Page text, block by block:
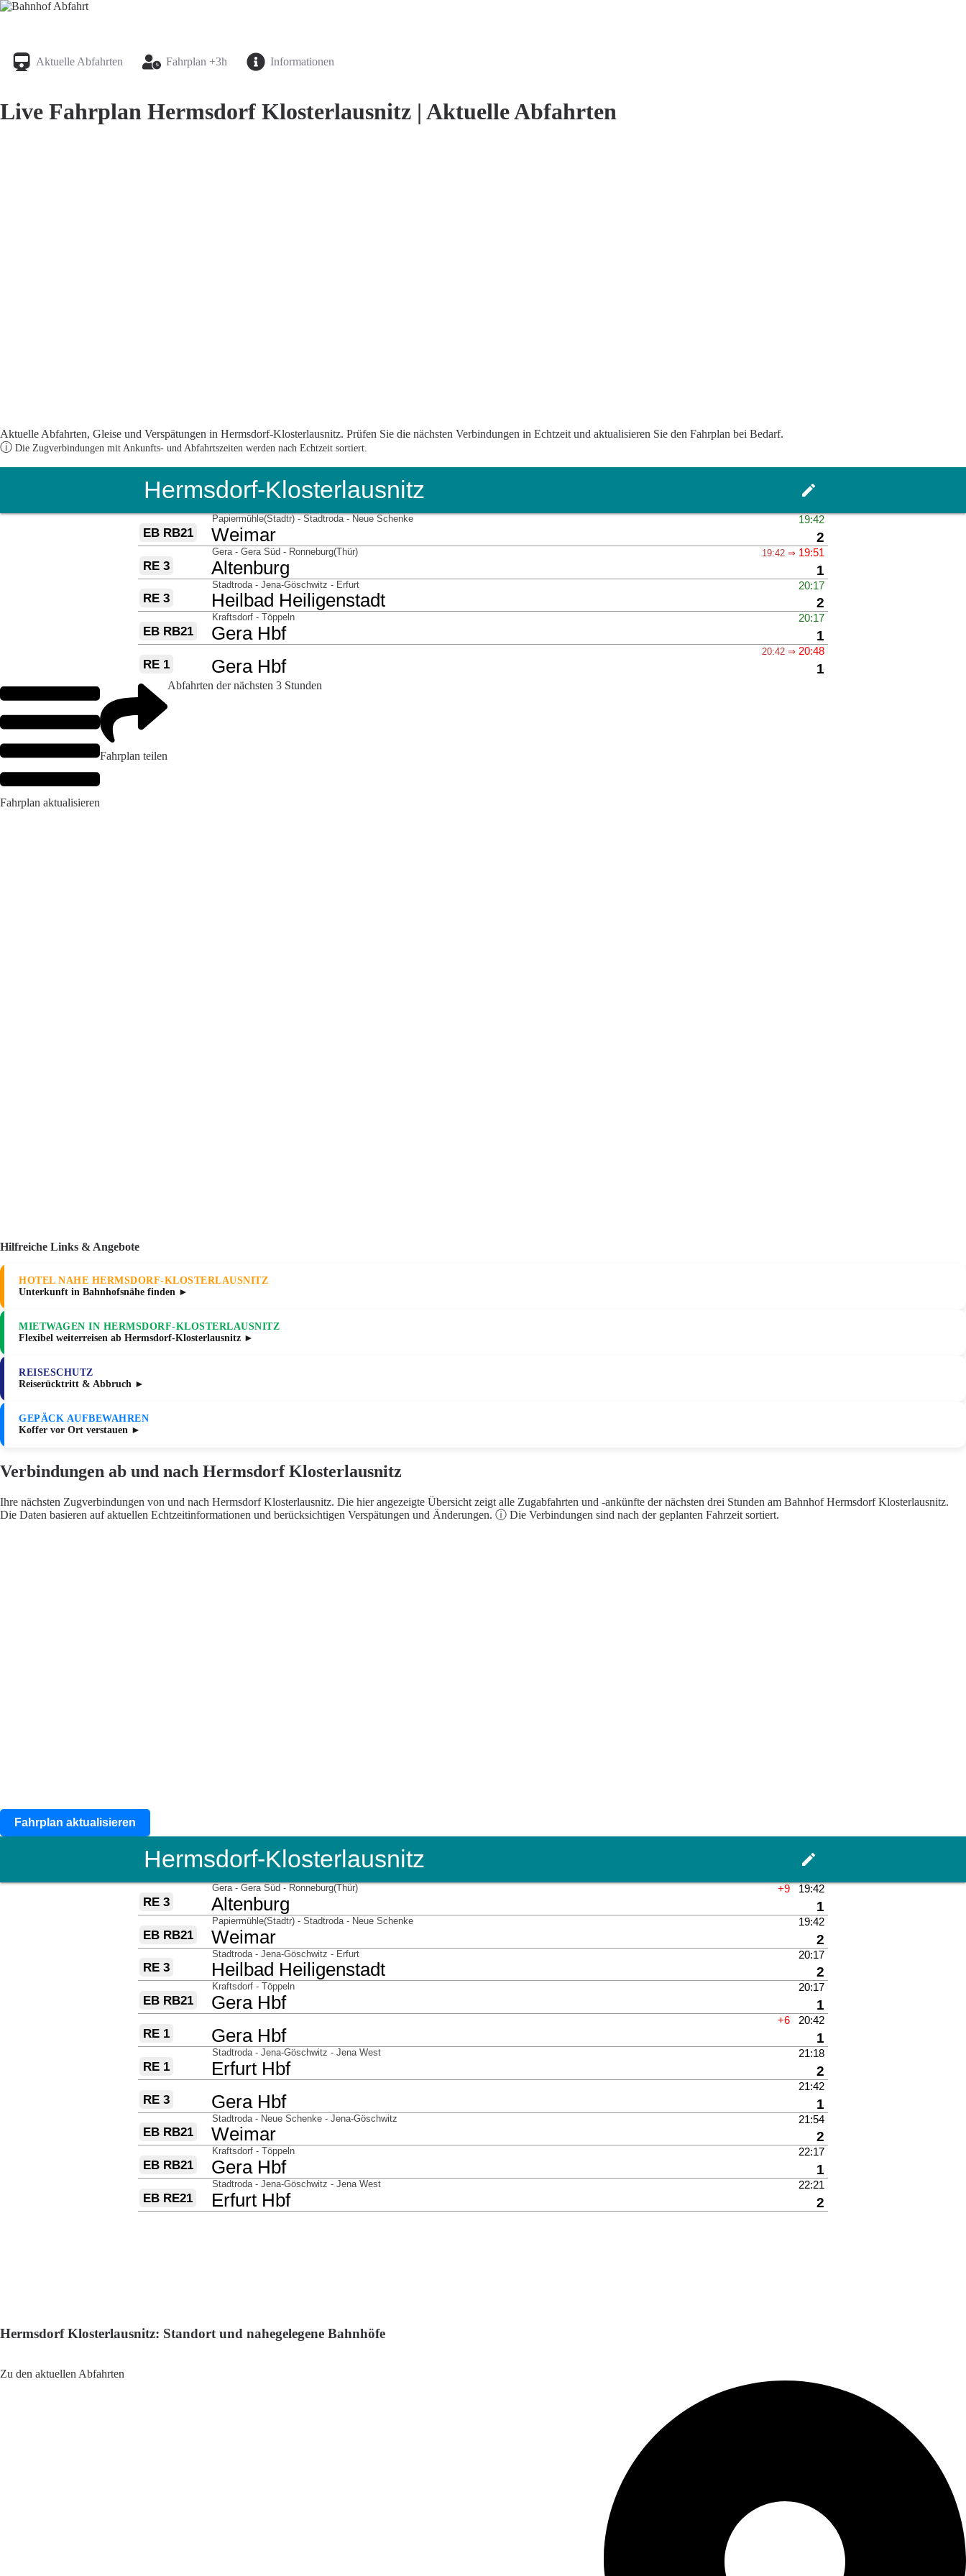
Aktuelle Abfahrten Fahrplan +3h Informationen
Live Fahrplan Hermsdorf Klosterlausnitz | Aktuelle Abfahrten
Aktuelle Abfahrten, Gleise und Verspätungen in Hermsdorf-Klosterlausnitz. Prüfen Sie die nächsten Verbindungen in Echtzeit und aktualisieren Sie den Fahrplan bei Bedarf.
ⓘ Die Zugverbindungen mit Ankunfts- und Abfahrtszeiten werden nach Echtzeit sortiert.
Fahrplan aktualisieren
Fahrplan teilen
Abfahrten der nächsten 3 Stunden
Hilfreiche Links & Angebote
HOTEL NAHE HERMSDORF-KLOSTERLAUSNITZ
Unterkunft in Bahnhofsnähe finden ►
MIETWAGEN IN HERMSDORF-KLOSTERLAUSNITZ
Flexibel weiterreisen ab Hermsdorf-Klosterlausnitz ►
REISESCHUTZ
Reiserücktritt & Abbruch ►
GEPÄCK AUFBEWAHREN
Koffer vor Ort verstauen ►
Verbindungen ab und nach Hermsdorf Klosterlausnitz
Ihre nächsten Zugverbindungen von und nach Hermsdorf Klosterlausnitz. Die hier angezeigte Übersicht zeigt alle Zugabfahrten und -ankünfte der nächsten drei Stunden am Bahnhof Hermsdorf Klosterlausnitz.
Die Daten basieren auf aktuellen Echtzeitinformationen und berücksichtigen Verspätungen und Änderungen. ⓘ Die Verbindungen sind nach der geplanten Fahrzeit sortiert.
Fahrplan aktualisieren
Hermsdorf Klosterlausnitz: Standort und nahegelegene Bahnhöfe
Zu den aktuellen Abfahrten